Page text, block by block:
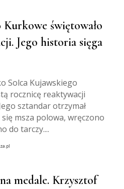
świętowało
Jego historia sięga
Solca Kujawskiego
rocznicę reaktywacji
sztandar otrzymał
się msza polowa, wręczono
do tarczy....
medale. Krzysztof